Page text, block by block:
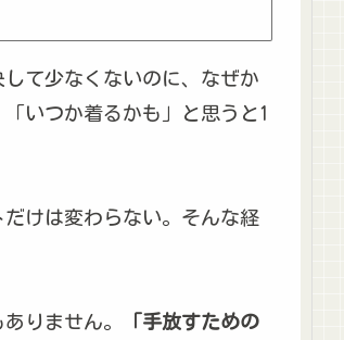
て少なくないのに、なぜか
いつか着るかも」と思うと1
けは変わらない。そんな経
りません。
「手放すための